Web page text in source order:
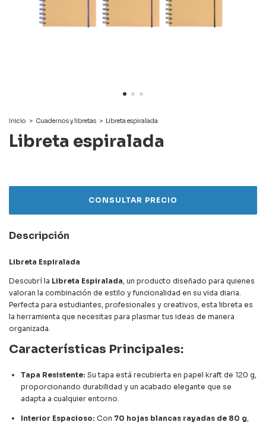
Inicio > Cuadernos y libretas > Libreta espiralada
Libreta espiralada
Descripción
Libreta Espiralada
Descubrí la Libreta Espiralada, un producto diseñado para quienes
valoran la combinación de estilo y funcionalidad en su vida diaria.
Perfecta para estudiantes, profesionales y creativos, esta libreta es
la herramienta que necesitas para plasmar tus ideas de manera
organizada.
Características Principales:
Tapa Resistente: Su tapa está recubierta en papel kraft de 120 g,
proporcionando durabilidad y un acabado elegante que se
adapta a cualquier entorno.
Interior Espacioso: Con 70 hojas blancas rayadas de 80 g,